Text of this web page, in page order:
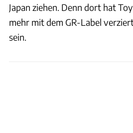
Japan ziehen. Denn dort hat
mehr mit dem GR-Label
sein.